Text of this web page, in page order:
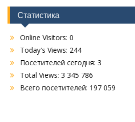
Статистика
Online Visitors: 0
Today's Views: 244
Посетителей сегодня: 3
Total Views: 3 345 786
Всего посетителей: 197 059